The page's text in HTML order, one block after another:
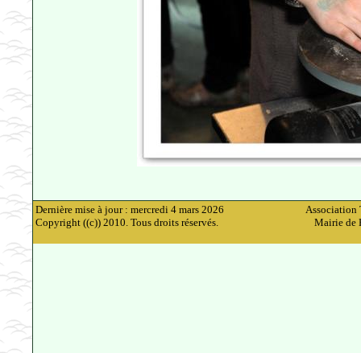
Dernière mise à jour : mercredi 4 mars 2026
Copyright ((c)) 2010. Tous droits réservés.
Association
Mairie de